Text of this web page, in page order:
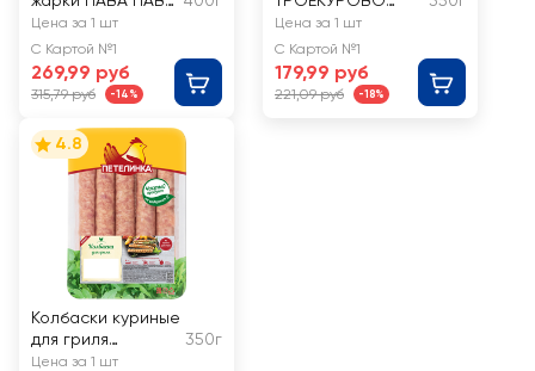
Премиум
Цена за 1 шт
С Картой №1
269,99 руб
315,79 руб -14%
Курбаски мини
Цена за 1 шт
С Картой №1
179,99 руб
221,09 руб -18%
4.8
Колбаски куриные
для гриля
ПЕТЕЛИНКА
350г
Цена за 1 шт